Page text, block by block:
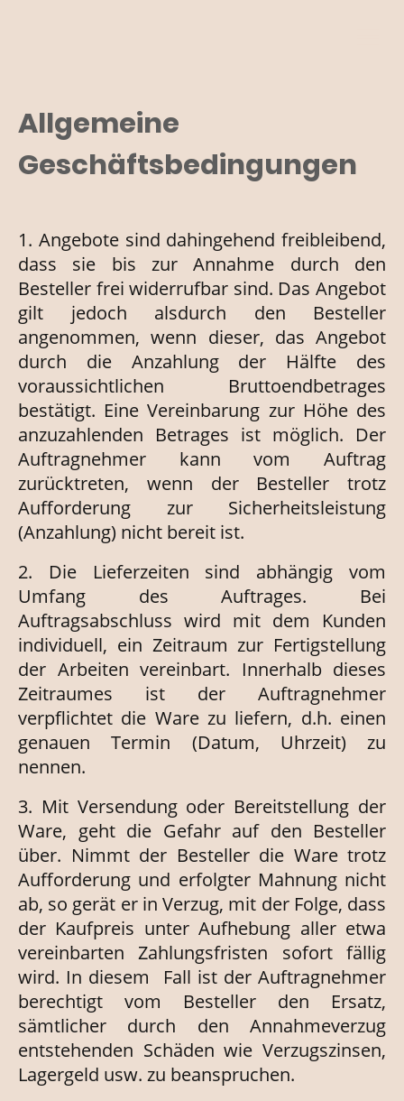
Allgemeine
Geschäftsbedingungen
1. Angebote sind dahingehend freibleibend,
dass sie bis zur Annahme durch den
Besteller frei widerrufbar sind. Das Angebot
gilt jedoch alsdurch den Besteller
angenommen, wenn dieser, das Angebot
durch die Anzahlung der Hälfte des
voraussichtlichen Bruttoendbetrages
bestätigt. Eine Vereinbarung zur Höhe des
anzuzahlenden Betrages ist möglich. Der
Auftragnehmer kann vom Auftrag
zurücktreten, wenn der Besteller trotz
Aufforderung zur Sicherheitsleistung
(Anzahlung) nicht bereit ist.
2. Die Lieferzeiten sind abhängig vom
Umfang des Auftrages. Bei
Auftragsabschluss wird mit dem Kunden
individuell, ein Zeitraum zur Fertigstellung
der Arbeiten vereinbart. Innerhalb dieses
Zeitraumes ist der Auftragnehmer
verpflichtet die Ware zu liefern, d.h. einen
genauen Termin (Datum, Uhrzeit) zu
nennen.
3. Mit Versendung oder Bereitstellung der
Ware, geht die Gefahr auf den Besteller
über. Nimmt der Besteller die Ware trotz
Aufforderung und erfolgter Mahnung nicht
ab, so gerät er in Verzug, mit der Folge, dass
der Kaufpreis unter Aufhebung aller etwa
vereinbarten Zahlungsfristen sofort fällig
wird. In diesem Fall ist der Auftragnehmer
berechtigt vom Besteller den Ersatz,
sämtlicher durch den Annahmeverzug
entstehenden Schäden wie Verzugszinsen,
Lagergeld usw. zu beanspruchen.